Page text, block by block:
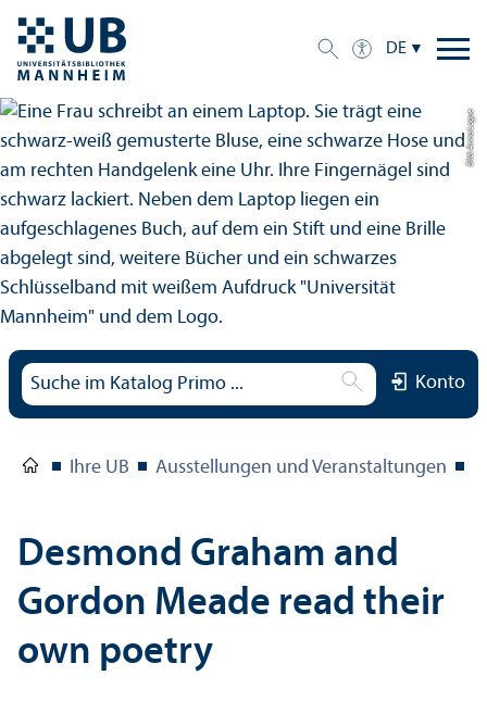
DE
Bild: Anna Logue
Konto
Ihre UB Ausstellungen und Veranstaltungen
Desmond Graham and
Gordon Meade read their
own poetry